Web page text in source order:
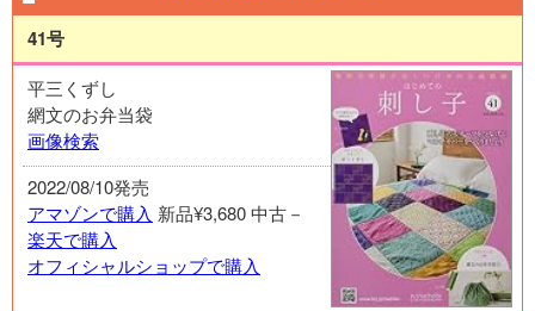
41号
平三くずし
網文のお弁当袋
画像検索
2022/08/10発売
アマゾンで購入 新品¥3,680中古－
楽天で購入
オフィシャルショップで購入